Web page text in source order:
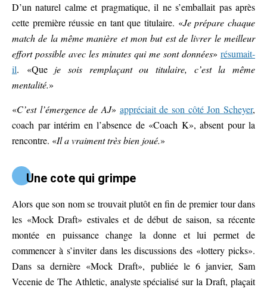
D’un naturel calme et pragmatique, il ne s’emballait pas après
cette première réussie en tant que titulaire. «Je prépare chaque
match de la même manière et mon but est de livrer le meilleur
effort possible avec les minutes qui me sont données» résumait-
il. «Queje sois remplaçant ou titulaire, c’est la même
mentalité.»
«C’est l’émergence de AJ» appréciait de son côté Jon Scheyer,
coach par intérim en l’absence de «Coach K», absent pour la
rencontre. «Il a vraiment très bien joué.»
Une cote qui grimpe
Alors que son nom se trouvait plutôt en fin de premier tour dans
les «Mock Draft» estivales et de début de saison, sa récente
montée en puissance change la donne et lui permet de
commencer à s’inviter dans les discussions des «lottery picks».
Dans sa dernière «Mock Draft», publiée le 6 janvier, Sam
Vecenie de The Athletic, analyste spécialisé sur la Draft, plaçait